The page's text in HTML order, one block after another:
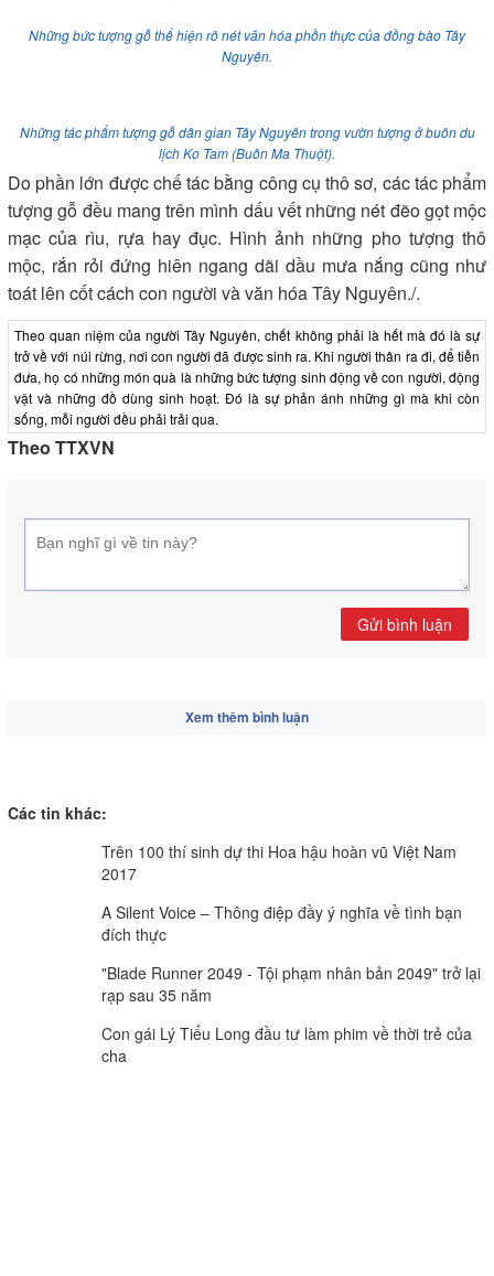
Những bức tượng gỗ thể hiện rõ nét văn hóa phồn thực của đồng bào Tây
Nguyên.
Những tác phẩm tượng gỗ dân gian Tây Nguyên trong vườn tượng ở buôn du
lịch Ko Tam (Buôn Ma Thuột).
Do phần lớn được chế tác bằng công cụ thô sơ, các tác phẩm
tượng gỗ đều mang trên mình dấu vết những nét đẽo gọt mộc
mạc của rìu, rựa hay đục. Hình ảnh những pho tượng thô
mộc, rắn rỏi đứng hiên ngang dãi dầu mưa nắng cũng như
toát lên cốt cách con người và văn hóa Tây Nguyên./.
Theo quan niệm của người Tây Nguyên, chết không phải là hết mà đó là sự
trở về với núi rừng, nơi con người đã được sinh ra. Khi người thân ra đi, để tiễn
đưa, họ có những món quà là những bức tượng sinh động về con người, động
vật và những đồ dùng sinh hoạt. Đó là sự phản ánh những gì mà khi còn
sống, mỗi người đều phải trải qua.
Theo TTXVN
Gửi bình luận
Xem thêm bình luận
Các tin khác:
Trên 100 thí sinh dự thi Hoa hậu hoàn vũ Việt Nam
2017
A Silent Voice – Thông điệp đầy ý nghĩa về tình bạn
đích thực
"Blade Runner 2049 - Tội phạm nhân bản 2049" trở lại
rạp sau 35 năm
Con gái Lý Tiểu Long đầu tư làm phim về thời trẻ của
cha